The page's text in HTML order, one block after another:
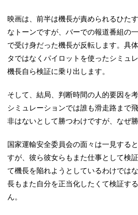
映画は、前半は機長が責められるひた
なトーンですが、バーでの報道番組の
で受け身だった機長が反転します。具
タではなくパイロットを使ったシミュ
機長自ら検証に乗り出します。
そして、結局、判断時間の人的要因を
シミュレーションでは誰も滑走路まで
非はないとして勝つわけですが、なぜ勝
国家運輸安全委員会の面々は一見する
すが、彼ら彼女らもまた仕事として検
て機長を陥れようとしているわけでは
長もまた自分を正当化したくて検証す
ん。